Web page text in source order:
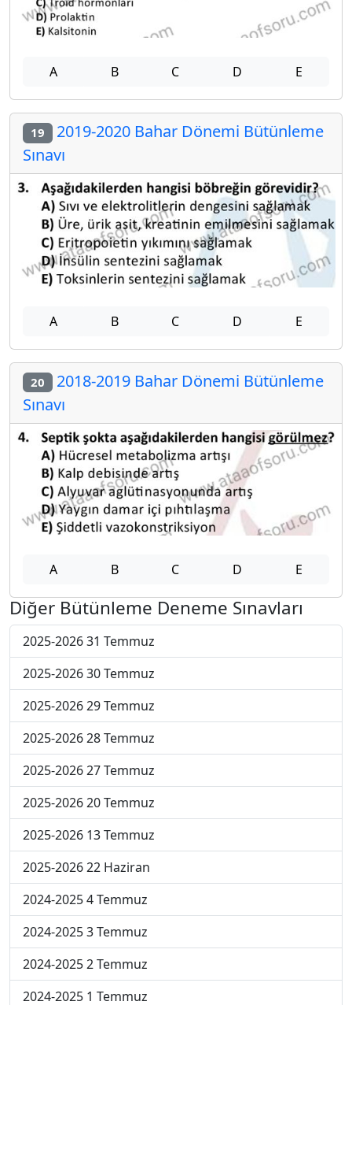
A B C D E
19 2019-2020 Bahar Dönemi Bütünleme
Sınavı
A B C D E
20 2018-2019 Bahar Dönemi Bütünleme
Sınavı
A B C D E
Diğer Bütünleme Deneme Sınavları
2025-2026 31 Temmuz
2025-2026 30 Temmuz
2025-2026 29 Temmuz
2025-2026 28 Temmuz
2025-2026 27 Temmuz
2025-2026 20 Temmuz
2025-2026 13 Temmuz
2025-2026 22 Haziran
2024-2025 4 Temmuz
2024-2025 3 Temmuz
2024-2025 2 Temmuz
2024-2025 1 Temmuz